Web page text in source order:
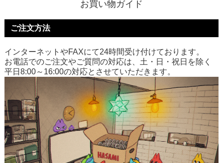
お買い物ガイド
ご注文方法
インターネットやFAXにて24時間受け付けております。
お電話でのご注文やご質問の対応は、土・日・祝日を除く
平日8:00～16:00の対応とさせていただきます。